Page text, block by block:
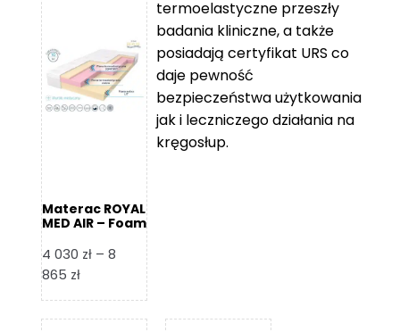
5
279 zł
229 zł
2
279 zł
Materac ROYAL
MED AIR – Foam
4 030 zł – 8
865 złZakres
od
termoelastyczne przeszły
badania kliniczne, a także
posiadają certyfikat URS co
daje pewność
bezpieczeństwa użytkowania
jak i leczniczego działania na
kręgosłup.